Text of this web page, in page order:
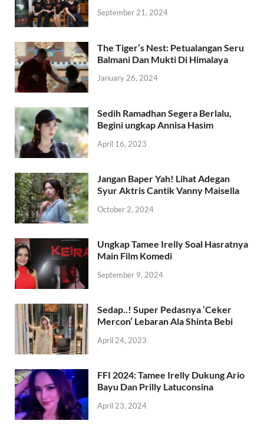
September 21, 2024
The Tiger’s Nest: Petualangan Seru
Balmani Dan Mukti Di Himalaya
January 26, 2024
Sedih Ramadhan Segera Berlalu,
Begini ungkap Annisa Hasim
April 16, 2023
Jangan Baper Yah! Lihat Adegan
Syur Aktris Cantik Vanny Maisella
October 2, 2024
Ungkap Tamee Irelly Soal Hasratnya
Main Film Komedi
September 9, 2024
Sedap..! Super Pedasnya ‘Ceker
Mercon’ Lebaran Ala Shinta Bebi
April 24, 2023
FFI 2024: Tamee Irelly Dukung Ario
Bayu Dan Prilly Latuconsina
April 23, 2024